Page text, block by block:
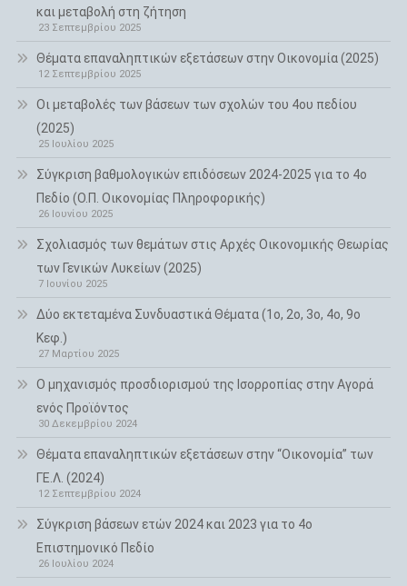
και μεταβολή στη ζήτηση
23 Σεπτεμβρίου 2025
Θέματα επαναληπτικών εξετάσεων στην Οικονομία (2025)
12 Σεπτεμβρίου 2025
Οι μεταβολές των βάσεων των σχολών του 4ου πεδίου
(2025)
25 Ιουλίου 2025
Σύγκριση βαθμολογικών επιδόσεων 2024-2025 για το 4ο
Πεδίο (Ο.Π. Οικονομίας Πληροφορικής)
26 Ιουνίου 2025
Σχολιασμός των θεμάτων στις Αρχές Οικονομικής Θεωρίας
των Γενικών Λυκείων (2025)
7 Ιουνίου 2025
Δύο εκτεταμένα Συνδυαστικά Θέματα (1ο, 2ο, 3ο, 4ο, 9ο
Κεφ.)
27 Μαρτίου 2025
Ο μηχανισμός προσδιορισμού της Ισορροπίας στην Αγορά
ενός Προϊόντος
30 Δεκεμβρίου 2024
Θέματα επαναληπτικών εξετάσεων στην “Οικονομία” των
ΓΕ.Λ. (2024)
12 Σεπτεμβρίου 2024
Σύγκριση βάσεων ετών 2024 και 2023 για το 4ο
Επιστημονικό Πεδίο
26 Ιουλίου 2024